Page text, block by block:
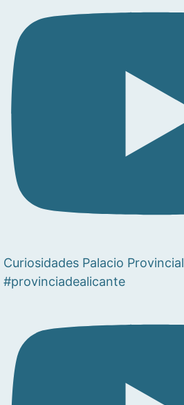
Curiosidades Palacio Provincial
#provinciadealicante